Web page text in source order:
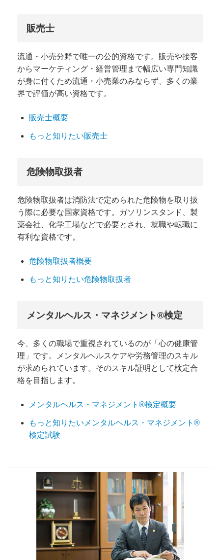
販売士
流通・小売分野で唯一の公的資格です。 販売や接客
からマーケティング・経営管理まで幅広い専門知識
が身に付くため流通・小売業のみならず、多くの業
界で評価が高い資格です。
販売士概要
もっと知りたい販売士
危険物取扱者
危険物取扱者は消防法で定められた危険物を取り扱
う際に必要な国家資格です。ガソリンスタンド、製
薬会社、化学工場などで必要とされ、就職や転職に
有利な資格です。
危険物取扱者概要
もっと知りたい危険物取扱者
メンタルヘルス・マネジメント®検定
今、多くの職場で重視されているのが「心の健康管
理」です。メンタルヘルスケアや労務管理のスキル
が求められています。そのスキル証明として検定合
格を目指します。
メンタルヘルス・マネジメント®検定概要
もっと知りたいメンタルヘルス・マネジメント®
検定試験